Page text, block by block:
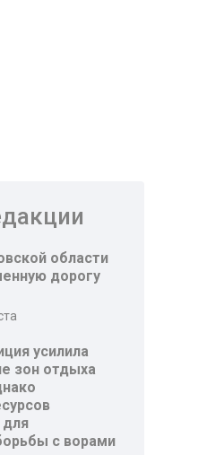
области
дорогу
усилила
зон отдыха
для
с ворами